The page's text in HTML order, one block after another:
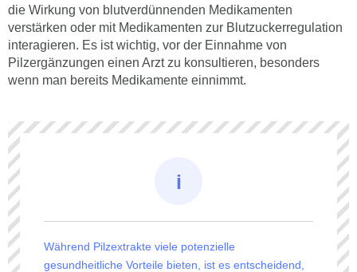
die Wirkung von blutverdünnenden Medikamenten
verstärken oder mit Medikamenten zur Blutzuckerregulation
interagieren. Es ist wichtig, vor der Einnahme von
Pilzergänzungen einen Arzt zu konsultieren, besonders
wenn man bereits Medikamente einnimmt.
Während Pilzextrakte viele potenzielle
gesundheitliche Vorteile bieten, ist es entscheidend,